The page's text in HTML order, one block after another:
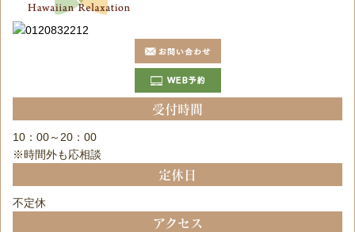
受付時間
10：00～20：00
※時間外も応相談
定休日
不定休
アクセス